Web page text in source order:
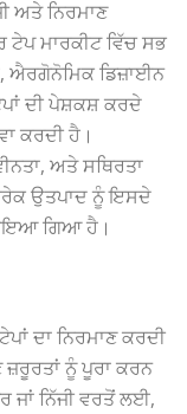
ਅਤੇ ਨਿਰਮਾਣ
ਮਾਰਕੀਟ ਵਿੱਚ ਸਭ
ਐਰਗੋਨੋਮਿਕ ਡਿਜ਼ਾਈਨ
ਦੀ ਪੇਸ਼ਕਸ਼ ਕਰਦੇ
ਕਰਦੀ ਹੈ।
ਅਤੇ ਸਥਿਰਤਾ
ਉਤਪਾਦ ਨੂੰ ਇਸਦੇ
ਗਿਆ ਹੈ।
ਦਾ ਨਿਰਮਾਣ ਕਰਦੀ
ਨੂੰ ਪੂਰਾ ਕਰਨ
ਨਿੱਜੀ ਵਰਤੋਂ ਲਈ,